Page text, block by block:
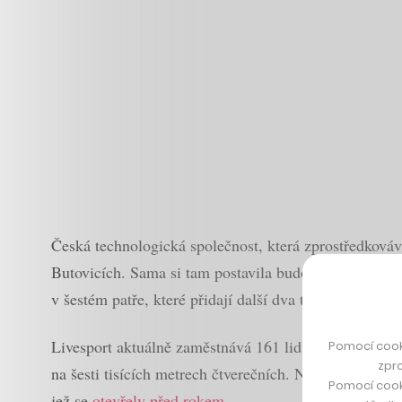
Česká technologická společnost, která
Butovicích. Sama si tam postavila budovu Aspira
v šestém patře, které přidají další dva tisíce metrů
Livesport aktuálně zaměstnává 161 lidí a v roce
na šesti tisících metrech čtverečních. Na návrhu
Pomocí
Pomocí